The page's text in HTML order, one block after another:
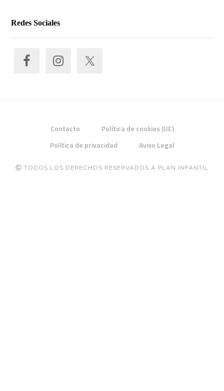
Redes Sociales
Contacto
Política de cookies (UE)
Política de privacidad
Aviso Legal
TODOS LOS DERECHOS RESERVADOS A PLAN INFANTIL